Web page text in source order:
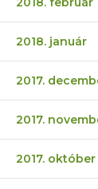
2018. január
2017.
2017.
2017. október